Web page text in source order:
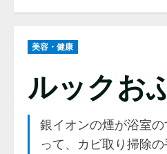
美容・健康
ルックお
銀イオンの煙が浴室
って、カビ取り掃除